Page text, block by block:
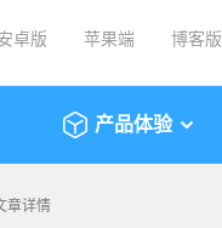
卓版 苹果端 博客版
产品体验
章详情